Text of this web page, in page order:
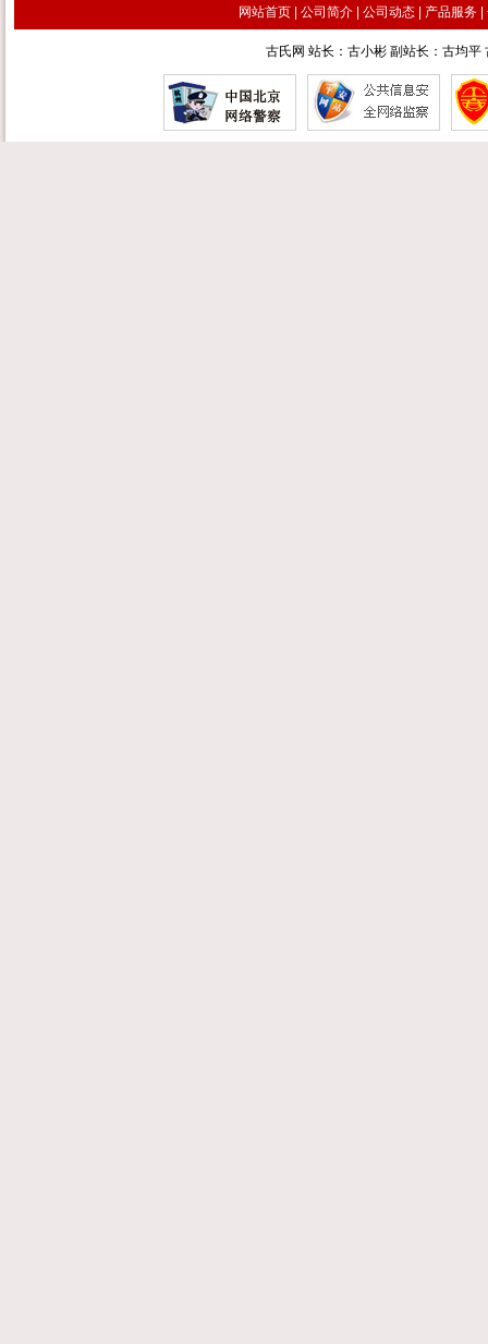
网站首页| 公司简介| 公司动态| 产品服务|
古氏网 站长：古小彬 副站长：古均